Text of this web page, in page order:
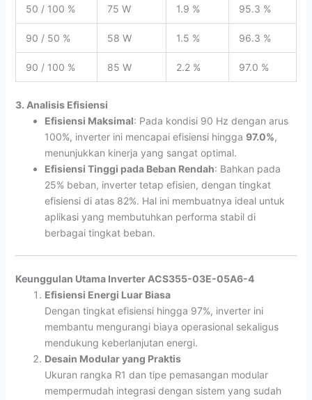
50 / 100 % 75 W 1.9 % 95.3 %
90 / 50 % 58 W 1.5 % 96.3 %
90 / 100 % 85 W 2.2 % 97.0 %
3. Analisis Efisiensi
Efisiensi Maksimal: Pada kondisi 90 Hz dengan arus
100%, inverter ini mencapai efisiensi hingga 97.0%,
menunjukkan kinerja yang sangat optimal.
Efisiensi Tinggi pada Beban Rendah: Bahkan pada
25% beban, inverter tetap efisien, dengan tingkat
efisiensi di atas 82%. Hal ini membuatnya ideal untuk
aplikasi yang membutuhkan performa stabil di
berbagai tingkat beban.
Keunggulan Utama Inverter ACS355-03E-05A6-4
Efisiensi Energi Luar Biasa
Dengan tingkat efisiensi hingga 97%, inverter ini
membantu mengurangi biaya operasional sekaligus
mendukung keberlanjutan energi.
Desain Modular yang Praktis
Ukuran rangka R1 dan tipe pemasangan modular
mempermudah integrasi dengan sistem yang sudah